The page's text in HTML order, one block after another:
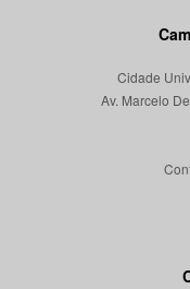
Cidade
Av. Marcelo